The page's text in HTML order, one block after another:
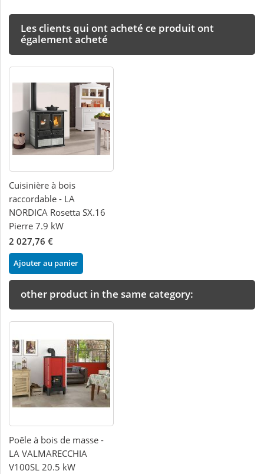
Les clients qui ont acheté ce produit ont
également acheté
Cuisinière à bois
raccordable - LA
NORDICA Rosetta SX.16
Pierre 7.9 kW
2 027,76 €
Ajouter au panier
other product in the same category:
Poêle à bois de masse -
LA VALMARECCHIA
V100SL 20.5 kW